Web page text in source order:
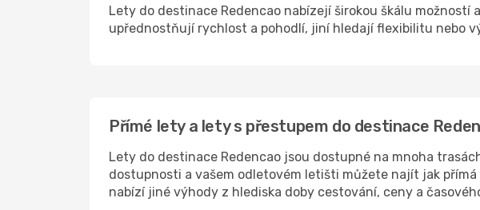
Lety do destinace Redencao nabízejí širokou škálu
upřednostňují rychlost a pohodlí, jiní hledají flexibilitu nebo
Přímé lety a lety s přestupem do destinace
Lety do destinace Redencao jsou dostupné na mnoha
dostupnosti a vašem odletovém letišti můžete najít jak
nabízí jiné výhody z hlediska doby cestování, ceny a